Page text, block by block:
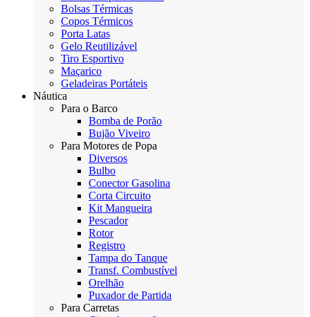
Bolsas Térmicas
Copos Térmicos
Porta Latas
Gelo Reutilizável
Tiro Esportivo
Maçarico
Geladeiras Portáteis
Náutica
Para o Barco
Bomba de Porão
Bujão Viveiro
Para Motores de Popa
Diversos
Bulbo
Conector Gasolina
Corta Circuito
Kit Mangueira
Pescador
Rotor
Registro
Tampa do Tanque
Transf. Combustível
Orelhão
Puxador de Partida
Para Carretas